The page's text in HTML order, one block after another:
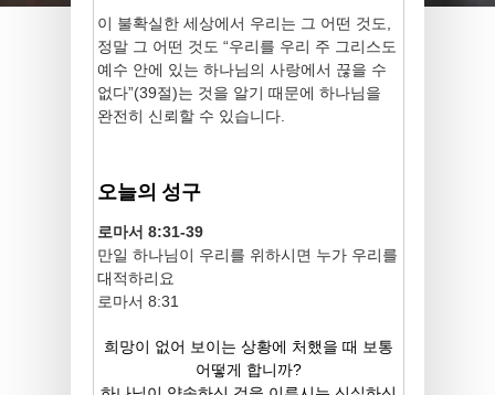
이 불확실한 세상에서 우리는 그 어떤 것도,
정말 그 어떤 것도 “우리를 우리 주 그리스도
예수 안에 있는 하나님의 사랑에서 끊을 수
없다”(39절)는 것을 알기 때문에 하나님을
완전히 신뢰할 수 있습니다.
오늘의 성구
로마서 8:31-39
만일 하나님이 우리를 위하시면 누가 우리를
대적하리요
로마서 8:31
희망이 없어 보이는 상황에 처했을 때 보통
어떻게 합니까?